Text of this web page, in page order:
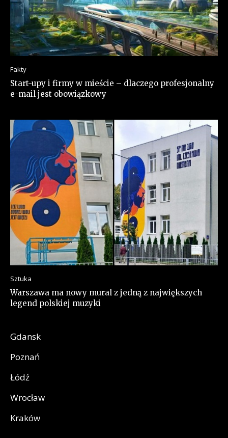
Fakty
Start-upy i firmy w mieście – dlaczego profesjonalny
e-mail jest obowiązkowy
Sztuka
Warszawa ma nowy mural z jedną z największych
legend polskiej muzyki
Gdansk
Poznań
Łódź
Wrocław
Kraków